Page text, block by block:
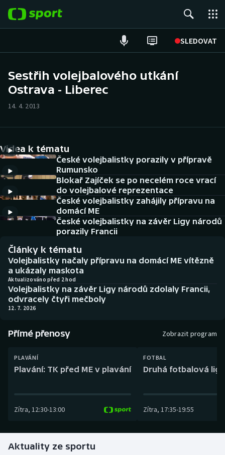
SLEDOVAT
Hokej
Cyklistika
DALŠÍ SPORTY
Americký fotbal
Baseball a softbal
Basketbal
Biatlon
Boby a skeleton
Box
Curling
Golf
NEPŘEHLÉDNĚTE
Historické návraty
Aplikace ČT sport
AZ kvíz
Sestřih volejbalového utkání
Ostrava - Liberec
14. 4. 2013
Videa k tématu
České volejbalistky porazily v přípravě
Rumunsko
Blokař Zajíček se po necelém roce vrací
do volejbalové reprezentace
České volejbalistky zahájily přípravu na
domácí ME
České volejbalistky na závěr Ligy národů
porazily Francii
Články k tématu
Volejbalistky načaly přípravu na domácí ME vítězně
a ukázaly maskota
Aktualizováno před 2 hod
Volejbalistky na závěr Ligy národů zdolaly Francii,
odvracely čtyři mečboly
12. 7. 2026
Přímé přenosy Zobrazit program
PLAVÁNÍ
Plavání: TK před ME v plavání
Zítra, 12:30-13:00
FOTBAL
Druhá fotbalová
Zítra, 17:35-19:55
Aktuality ze sportu